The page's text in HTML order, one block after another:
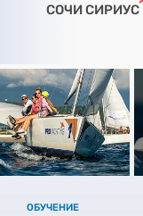
СОЧИ СИРИУС
ОБУЧЕНИЕ